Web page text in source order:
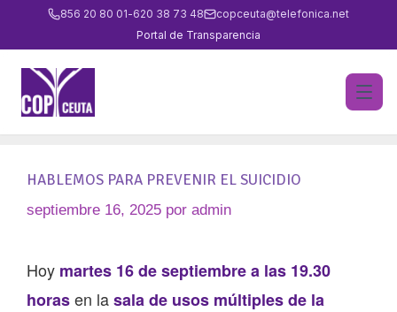
856 20 80 01-620 38 73 48
copceuta@telefonica.net
Portal de Transparencia
HABLEMOS PARA PREVENIR EL SUICIDIO
septiembre 16, 2025 por admin
Hoy martes 16 de septiembre a las 19.30
horasen lasala de usos múltiples de la